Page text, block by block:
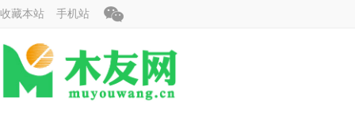
收藏本站 手机站